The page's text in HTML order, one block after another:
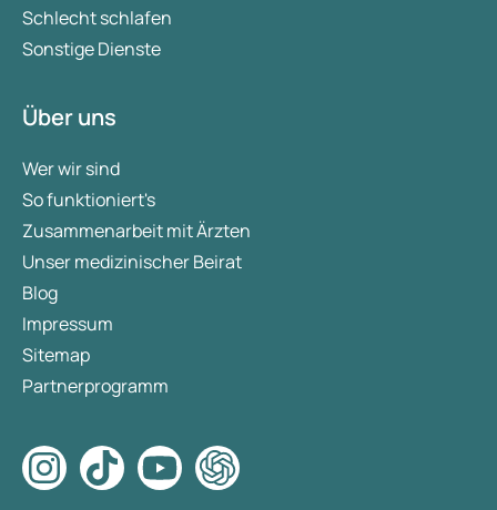
Schlecht schlafen
Sonstige Dienste
Über uns
Wer wir sind
So funktioniert's
Zusammenarbeit mit Ärzten
Unser medizinischer Beirat
Blog
Impressum
Sitemap
Partnerprogramm